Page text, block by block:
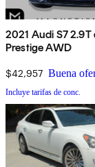
2021 Audi S7
Prestige AWD
$42,957 Buena
Incluye tarifas de conc.